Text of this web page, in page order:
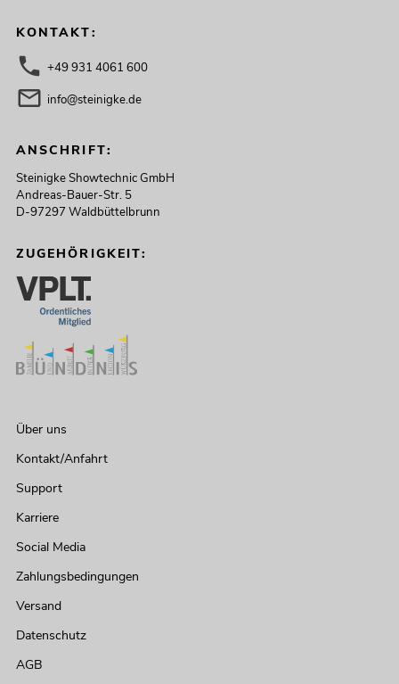
KONTAKT:
+49 931 4061 600
info@steinigke.de
ANSCHRIFT:
Steinigke Showtechnic GmbH
Andreas-Bauer-Str. 5
D-97297 Waldbüttelbrunn
ZUGEHÖRIGKEIT:
Über uns
Kontakt/Anfahrt
Support
Karriere
Social Media
Zahlungsbedingungen
Versand
Datenschutz
AGB